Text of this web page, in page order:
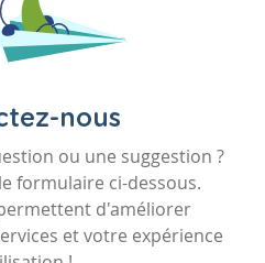
nous
ou une suggestion ?
formulaire ci-dessous.
d'améliorer
et votre expérience